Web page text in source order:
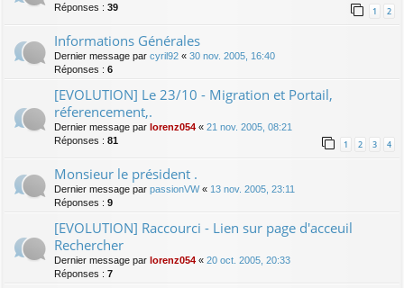
Réponses : 39 1 2
Informations Générales
Dernier message par cyril92 « 30 nov. 2005, 16:40
Réponses : 6
[EVOLUTION] Le 23/10 - Migration et Portail,
réferencement,.
Dernier message par lorenz054 « 21 nov. 2005, 08:21
Réponses : 81 1 2 3 4
Monsieur le président .
Dernier message par passionVW« 13 nov. 2005, 23:11
Réponses : 9
[EVOLUTION] Raccourci - Lien sur page d'acceuil
Rechercher
Dernier message par lorenz054 « 20 oct. 2005, 20:33
Réponses : 7